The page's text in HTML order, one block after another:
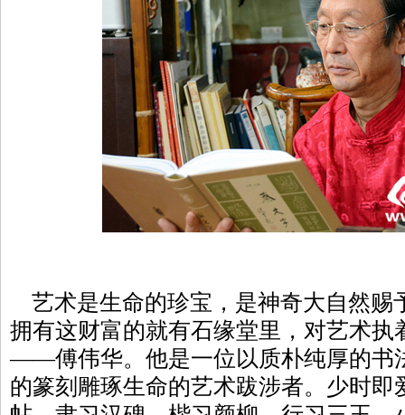
艺术是生命的珍宝，是神奇大自然赐
拥有这财富的就有石缘堂里，对艺术执
——傅伟华。他是一位以质朴纯厚的书
的篆刻雕琢生命的艺术跋涉者。少时即